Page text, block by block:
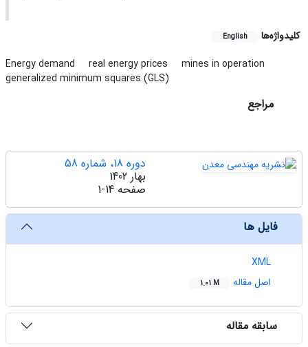
کلیدواژه‌ها English
Energy demand real energy prices
mines in operation
generalized minimum squares (GLS)
مراجع
دوره 18، شماره 58
بهار 1402
صفحه 1-14
فایل ها
XML
اصل مقاله
1.01 M
سابقه مقاله